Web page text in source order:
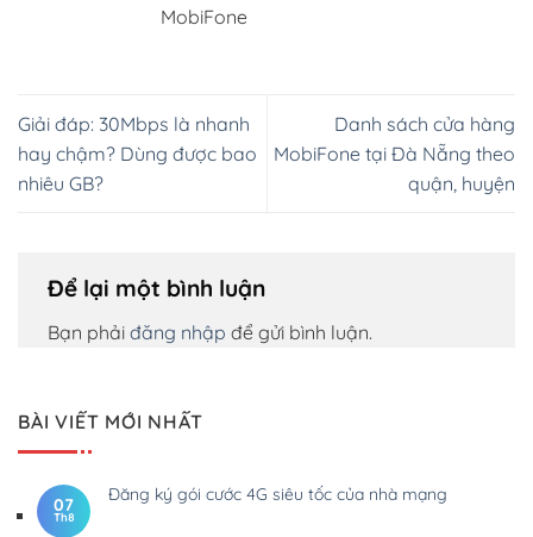
MobiFone
Giải đáp: 30Mbps là nhanh
hay chậm? Dùng được bao
nhiêu GB?
Danh sách cửa hàng
MobiFone tại Đà Nẵng theo
quận, huyện
Để lại một bình luận
Bạn phải đăng nhập để gửi bình luận.
BÀI VIẾT MỚI NHẤT
07
Th8
Đăng ký gói cước 4G siêu tốc của nhà mạng